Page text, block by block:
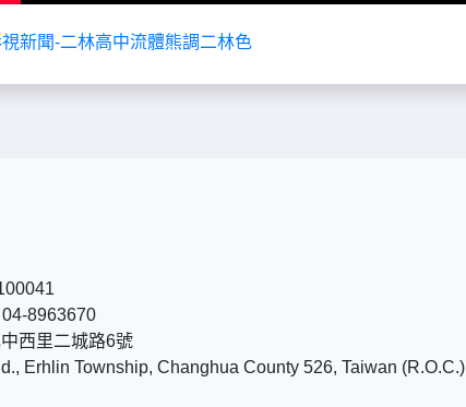
新聞-二林高中流體熊調二林色
8963670
西里二城路6號
Erhlin Township, Changhua County 526, Taiwan (R.O.C.)